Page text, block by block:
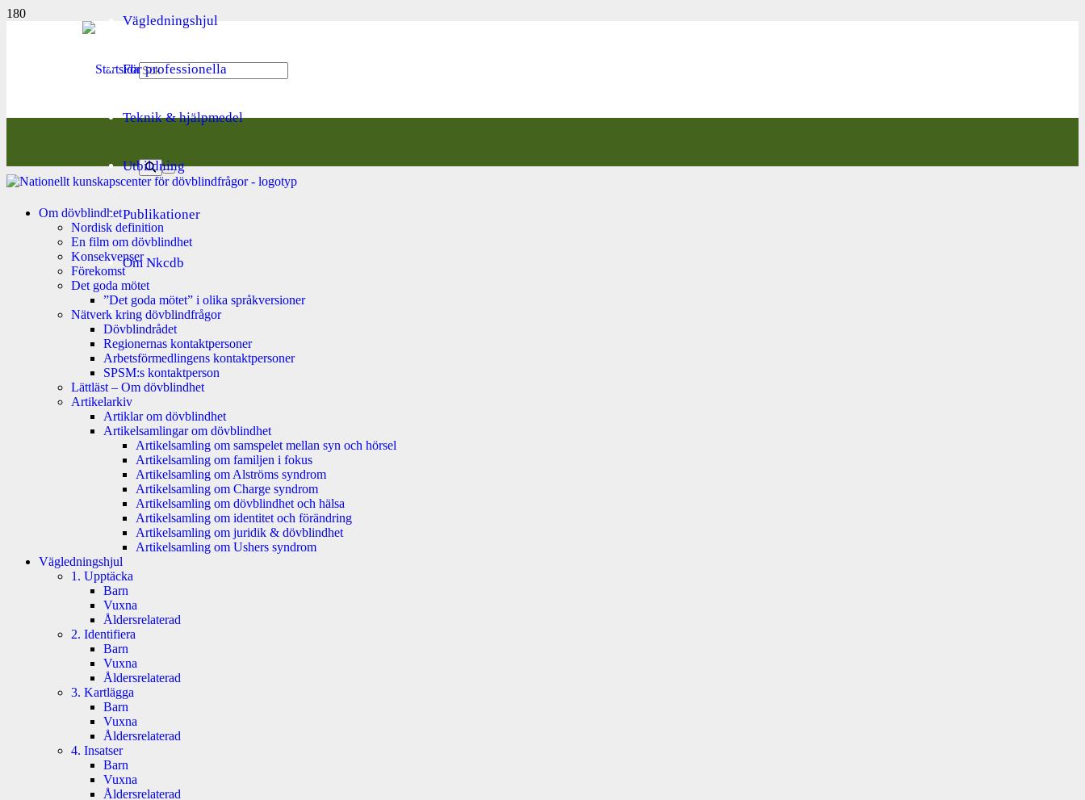
Vägledningshjul
För professionella
Teknik & hjälpmedel
Utbildning
Publikationer
Om Nkcdb
Om dövblindhet
Nordisk definition
En film om dövblindhet
Konsekvenser
Förekomst
Det goda mötet
”Det goda mötet” i olika språkversioner
Nätverk kring dövblindfrågor
Dövblindrådet
Regionernas kontaktpersoner
Arbetsförmedlingens kontaktpersoner
SPSM:s kontaktperson
Lättläst – Om dövblindhet
Artikelarkiv
Artiklar om dövblindhet
Artikelsamlingar om dövblindhet
Artikelsamling om samspelet mellan syn och hörsel
Artikelsamling om familjen i fokus
Artikelsamling om Alströms syndrom
Artikelsamling om Charge syndrom
Artikelsamling om dövblindhet och hälsa
Artikelsamling om identitet och förändring
Artikelsamling om juridik & dövblindhet
Artikelsamling om Ushers syndrom
Vägledningshjul
1. Upptäcka
Barn
Vuxna
Åldersrelaterad
2. Identifiera
Barn
Vuxna
Åldersrelaterad
3. Kartlägga
Barn
Vuxna
Åldersrelaterad
4. Insatser
Barn
Vuxna
Åldersrelaterad